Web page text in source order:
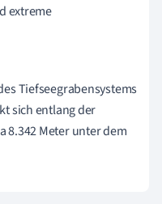
extreme
Tiefseegrabensystems
sich entlang der
8.342 Meter unter dem